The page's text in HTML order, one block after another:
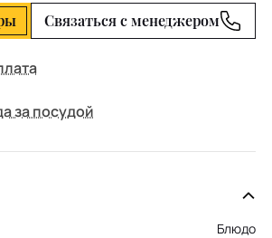
Связаться с менеджером
за посудой
Блюдо